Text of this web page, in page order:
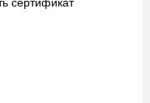
сертификат